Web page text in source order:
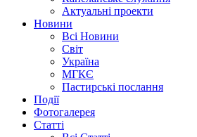
Актуальні проекти
Новини
Всі Новини
Світ
Україна
МГКЄ
Пастирські послання
Події
Фотогалерея
Статті